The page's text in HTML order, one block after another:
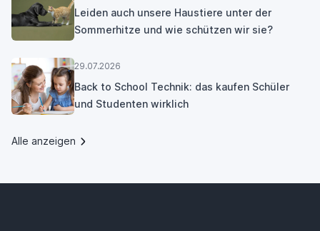
Leiden auch unsere Haustiere unter der
Sommerhitze und wie schützen wir sie?
29.07.2026
Back to School Technik: das kaufen Schüler
und Studenten wirklich
Alle anzeigen